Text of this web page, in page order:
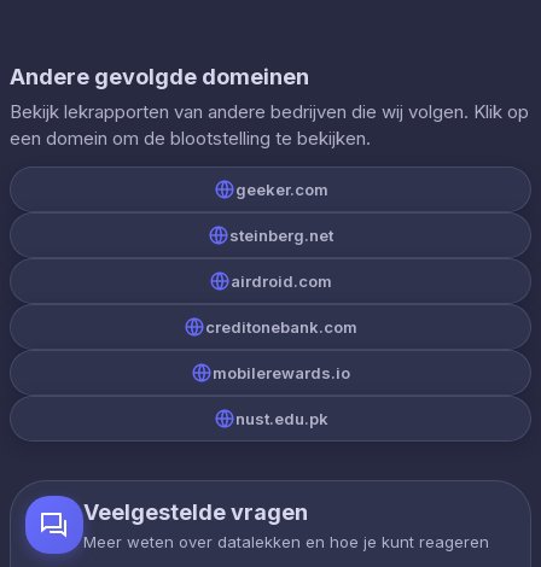
Andere gevolgde domeinen
Bekijk lekrapporten van andere bedrijven die wij volgen. Klik op
een domein om de blootstelling te bekijken.
geeker.com
steinberg.net
airdroid.com
creditonebank.com
mobilerewards.io
nust.edu.pk
Veelgestelde vragen
Meer weten over datalekken en hoe je kunt reageren